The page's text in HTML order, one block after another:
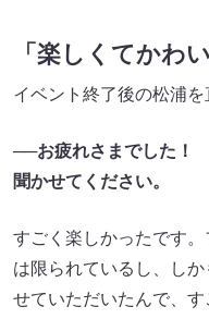
「楽しくてかわ
イベント終了後の松浦を
──お疲れさまでした！
聞かせてください。
すごく楽しかったです
は限られているし、し
せていただいたんで、